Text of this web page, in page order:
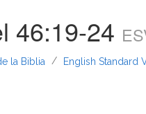
46:19-24
la Biblia / English Standard